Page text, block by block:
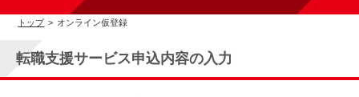
トップ > オンライン仮登録
転職支援サービス申込内容の入力